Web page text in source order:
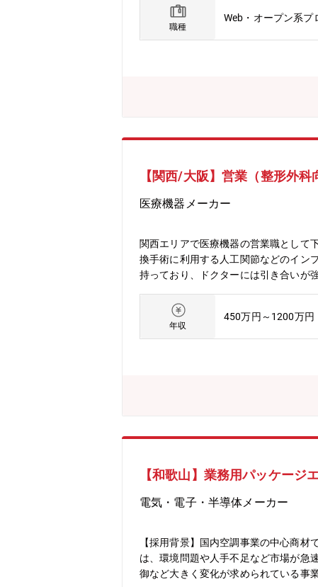
理システム、ワークフローシステム
年に神戸製作所の分工場として創業
す。2016年には「技術棟」が竣工し
て、海外の生産拠点や研究開発部門
準等についての理解と、IT技術を高め
職種
Web・オープン系プ
【関西/大阪】営業（整形外科
医療機器メーカー
関西エリアで医療機器の営業職として
換手術に利用する人工関節などのイン
持っており、ドクターには引き合いが
膝関節の機能改善を助けます。「
期待でき、正常な膝により近い動き
ーツを選択できる「チェンジャブルタ
業活動となります。また随時WEB、
インセンティブは四半期ごとの支給で
年収
450万円～1200万円
【和歌山】業務用パッケージ
電気・電子・半導体メーカー
【採用背景】国内空調事業の中心商
は、環境問題や人手不足など市場が急
御など大きく変化が求められている事